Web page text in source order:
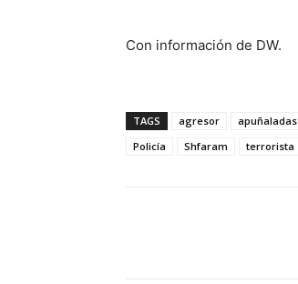
Con información de DW.
TAGS agresor apuñaladas
Policía
Shfaram terrorista